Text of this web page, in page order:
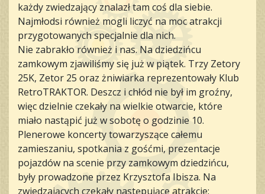
każdy zwiedzający znalazł tam coś dla siebie.
Najmłodsi również mogli liczyć na moc atrakcji
przygotowanych specjalnie dla nich.
Nie zabrakło również i nas. Na dziedzińcu
zamkowym zjawiliśmy się już w piątek. Trzy Zetory
25K, Zetor 25 oraz żniwiarka reprezentowały Klub
RetroTRAKTOR. Deszcz i chłód nie był im groźny,
więc dzielnie czekały na wielkie otwarcie, które
miało nastąpić już w sobotę o godzinie 10.
Plenerowe koncerty towarzyszące całemu
zamieszaniu, spotkania z gośćmi, prezentacje
pojazdów na scenie przy zamkowym dziedzińcu,
były prowadzone przez Krzysztofa Ibisza. Na
zwiedzających czekały następujące atrakcje: